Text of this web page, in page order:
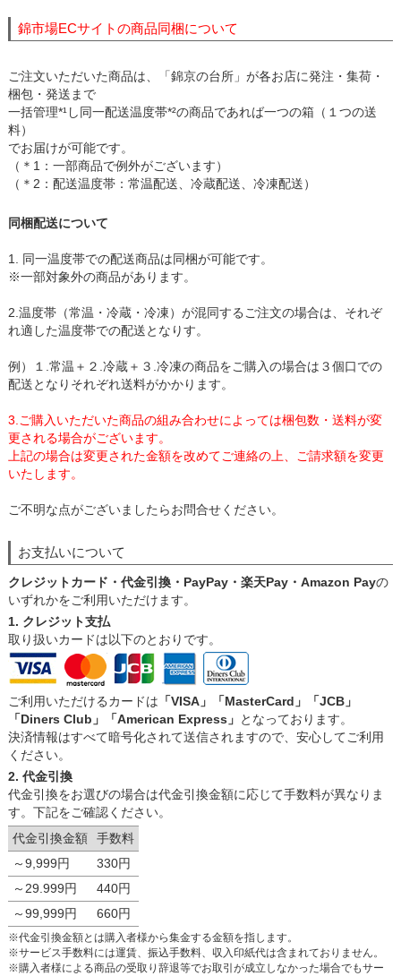
錦市場ECサイトの商品同梱について
ご注文いただいた商品は、「錦京の台所」が各お店に発注・集荷・
梱包・発送まで
一括管理*¹し同一配送温度帯*²の商品であれば一つの箱（１つの送
料）
でお届けが可能です。
（＊1：一部商品で例外がございます）
（＊2：配送温度帯：常温配送、冷蔵配送、冷凍配送）
同梱配送について
1. 同一温度帯での配送商品は同梱が可能です。
※一部対象外の商品があります。
2.温度帯（常温・冷蔵・冷凍）が混同するご注文の場合は、それぞ
れ適した温度帯での配送となりす。
例）１.常温＋２.冷蔵＋３.冷凍の商品をご購入の場合は３個口での
配送となりそれぞれ送料がかかります。
3.ご購入いただいた商品の組み合わせによっては梱包数・送料が変
更される場合がございます。
上記の場合は変更された金額を改めてご連絡の上、ご請求額を変更
いたします。
ご不明な点がございましたらお問合せください。
お支払いについて
クレジットカード・代金引換・PayPay・楽天Pay・Amazon Payの
いずれかをご利用いただけます。
1. クレジット支払
取り扱いカードは以下のとおりです。
ご利用いただけるカードは 「VISA」「MasterCard」「JCB」
「Diners Club」「American Express」 となっております。
決済情報はすべて暗号化されて送信されますので、安心してご利用
ください。
2. 代金引換
代金引換をお選びの場合は代金引換金額に応じて手数料が異なりま
す。下記をご確認ください。
代金引換金額
手数料
～9,999円
330円
～29.999円
440円
～99,999円
660円
※代金引換金額とは購入者様から集金する金額を指します。
※サービス手数料には運賃、振込手数料、収入印紙代は含まれておりません。
※購入者様による商品の受取り辞退等でお取引が成立しなかった場合でもサー